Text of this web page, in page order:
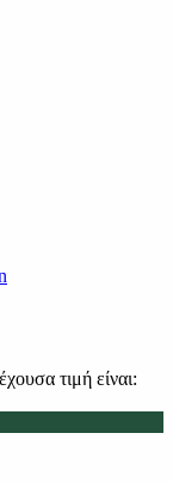
τιμή είναι: